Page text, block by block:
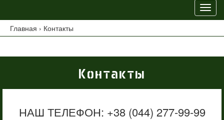
Главная › Контакты
Контакты
НАШ ТЕЛЕФОН: +38 (044) 277-99-99